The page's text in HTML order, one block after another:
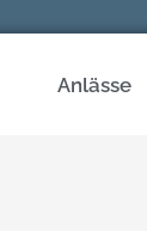
Anlässe